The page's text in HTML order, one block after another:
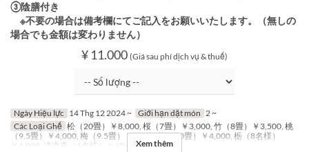
③陰膳付き
※不要の場合は備考欄にてご記入をお願いいたします。（無しの
場合でも金額は変わりません）
¥ 11.000 (Giá sau phí dịch vụ & thuế)
Ngày Hiệu lực 14 Thg 12 2024 ~ Giới hạn dặt món 2 ~
Các Loại Ghế 松（20畳）￥8,000, 桜（7畳）￥3,000, 竹（8畳）￥3,500, 桃
（9.5畳）￥4,000, 梅（9.5畳）￥4,000, 桐（10畳）￥4,000, 栃（8名様）
￥4,000, 濤声庵（6名様）￥10,000Xem thêm